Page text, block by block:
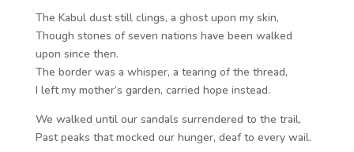
The Kabul dust still clings, a ghost upon my skin,
Though stones of seven nations have been walked
upon since then.
The border was a whisper, a tearing of the thread,
I left my mother’s garden, carried hope instead.
We walked until our sandals surrendered to the trail,
Past peaks that mocked our hunger, deaf to every wail.